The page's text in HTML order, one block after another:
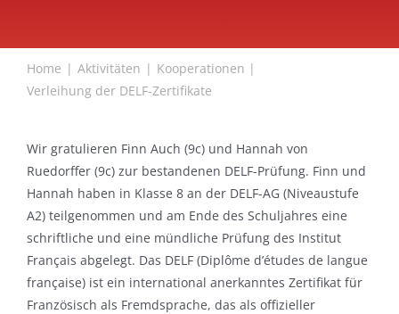
Home Aktivitäten
Kooperationen
Verleihung der DELF-Zertifikate
Wir gratulieren Finn Auch (9c) und Hannah von
Ruedorffer (9c) zur bestandenen DELF-Prüfung. Finn und
Hannah haben in Klasse 8 an der DELF-AG (Niveaustufe
A2) teilgenommen und am Ende des Schuljahres eine
schriftliche und eine mündliche Prüfung des Institut
Français abgelegt. Das DELF (Diplôme d’études de langue
française) ist ein international anerkanntes Zertifikat für
Französisch als Fremdsprache, das als offizieller